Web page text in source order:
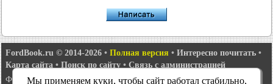
FordBook.ru © 2014-2026 • Полная версия • Интересно почитать •
Карта сайта • Поиск по сайту • Связь с администрацией
Фокус 1• Фокус Турнир 1•Фокус 2•Мондео 1•Мондео 1 и 2•
Мы применяем куки, чтобы сайт работал стабильно,